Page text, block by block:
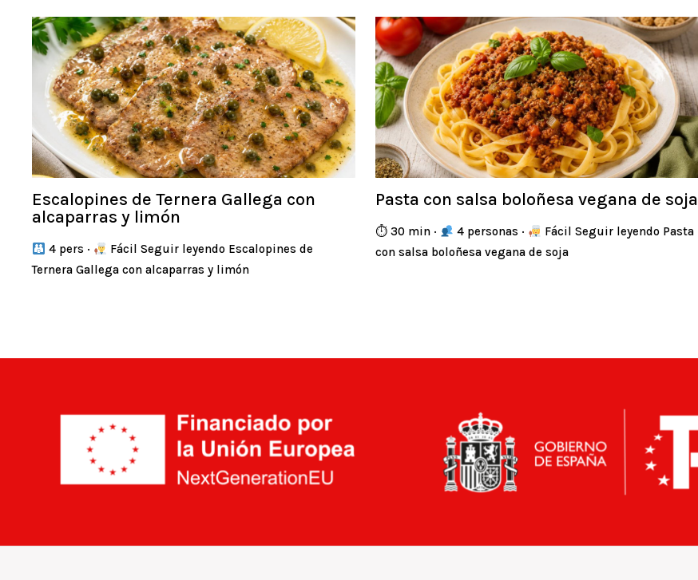
Escalopines de Ternera Gallega con
alcaparras y limón
4 pers ·
Fácil Seguir leyendo Escalopines de
Ternera Gallega con alcaparras y limón
Pasta con salsa boloñesa vegana de soja
⏱ 30 min · 4 personas ·
Fácil Seguir leyendo Pasta
con salsa boloñesa vegana de soja